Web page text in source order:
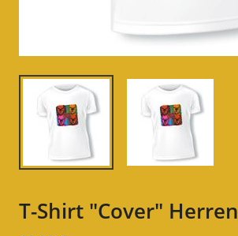
T-Shirt "Cover" Herren